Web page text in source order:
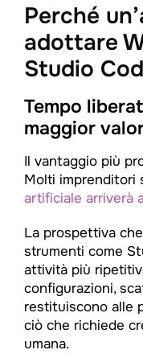
Perché
adottare
Studio
Tempo
maggior
Il vantaggio più
Molti imprenditori
artificiale arriverà
La prospettiva
strumenti come
attività più
configurazioni,
restituiscono alle
ciò che richiede
umana.